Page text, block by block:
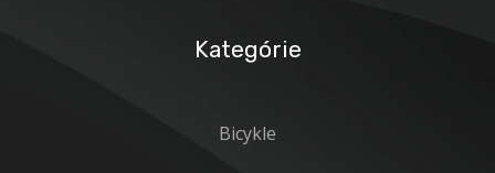
Kategórie
Bicykle